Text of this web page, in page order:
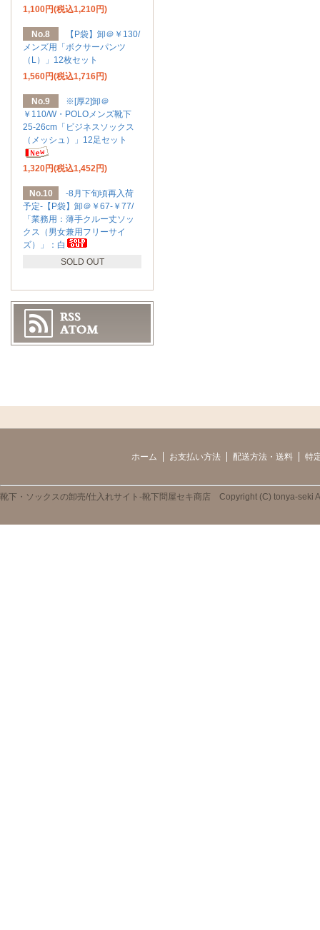
1,100円(税込1,210円)
No.8
【P袋】卸＠￥130/
メンズ用「ボクサーパンツ
（L）」12枚セット
1,560円(税込1,716円)
No.9
※[厚2]卸＠
￥110/W・POLOメンズ靴下
25-26cm「ビジネスソックス
（メッシュ）」12足セット
1,320円(税込1,452円)
No.10
-8月下旬頃再入荷
予定-【P袋】卸＠￥67-￥77/
「業務用：薄手クルー丈ソッ
クス（男女兼用フリーサイ
ズ）」：白
SOLD OUT
ホーム お支払い方法 配送方法・送料 特
靴下・ソックスの卸売/仕入れサイト-靴下問屋セキ商店 Copyright (C) tonya-seki